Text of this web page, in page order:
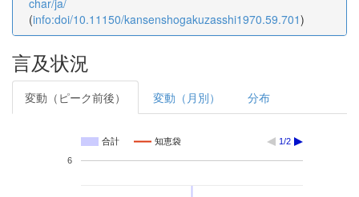
char/ja/
(info:doi/10.11150/kansenshogakuzasshi1970.59.701)
言及状況
変動（ピーク前後） 変動（月別） 分布
合計 知恵袋 1/2
6